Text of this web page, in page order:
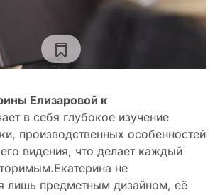
Елизаровой к
в себя глубокое изучение
производственных особенностей
видения, что делает каждый
не
лишь предметным дизайном, её